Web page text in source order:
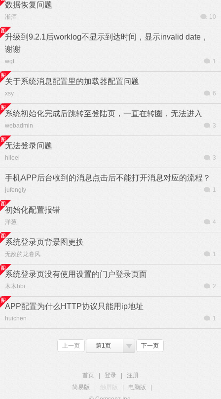
数据恢复问题
渐酒 10
升级到9.2.1后worklog不显示到达时间，显示invalid date，
谢谢
wgt 1
关于系统消息配置里的加载器配置问题
xsy 6
系统初始化完成后跳转至登陆页，一直在转圈，无法进入
webadmin 3
无法登录问题
hileel 3
手机APP后台收到的消息点击后不能打开消息对应的流程？
jufengly 1
初始化配置报错
洋葱 4
系统登录页背景图更换
无敌的龙卷风 1
系统登录页没有使用设置的门户登录页面
木木hbi 2
APP配置为什么HTTP协议只能用ip地址
huichen 1
上一页 第1页 下一页
首页 登录
注册
简易版
触屏版 电脑版